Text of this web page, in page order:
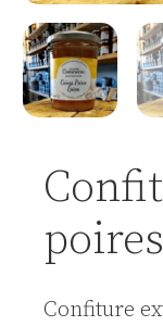
Confiture